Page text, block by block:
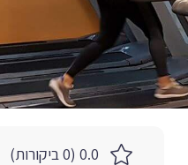
0.0 (0 ביקורות)